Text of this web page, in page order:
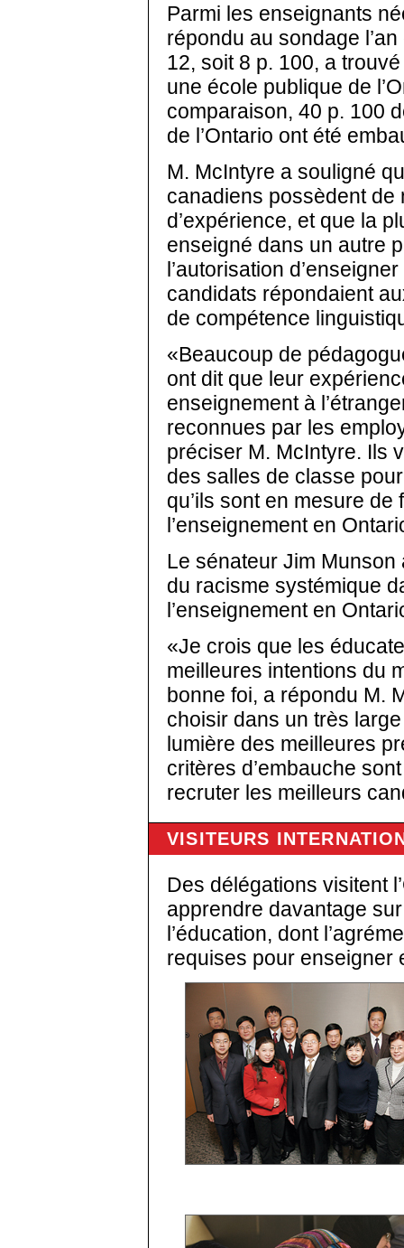
Parmi les enseignants
répondu au sondage
12, soit 8 p. 100, a
une école publique de
comparaison, 40 p. 100
de l’Ontario ont été
M. McIntyre a souligné
canadiens possèdent
d’expérience, et que la
enseigné dans un autre
l’autorisation
candidats répondaient
de compétence
«Beaucoup de
ont dit que leur
enseignement à
reconnues par les
préciser M. McIntyre. Ils
des salles de classe
qu’ils sont en mesure de
l’enseignement en
Le sénateur Jim
du racisme systémique
l’enseignement en
«Je crois que les
meilleures intentions du
bonne foi, a répondu M.
choisir dans un très
lumière des meilleures
critères d’embauche
recruter les meilleurs
VISITEURS
Des délégations visitent
apprendre davantage
l’éducation, dont
requises pour enseigner